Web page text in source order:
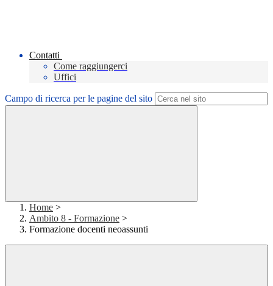
Contatti
Come raggiungerci
Uffici
Campo di ricerca per le pagine del sito
Home >
Ambito 8 - Formazione >
Formazione docenti neoassunti